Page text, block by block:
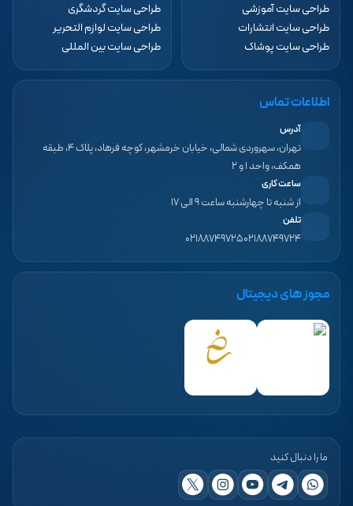
طراحی سایت آموزشی
طراحی سایت انتشارات
طراحی سایت پوشاک
طراحی سایت گردشگری
طراحی سایت لوازم التحریر
طراحی سایت بین المللی
اطلاعات تماس
آدرس
تهران، سهروردی شمالی، خیابان خرمشهر، کوچه فرهاد، پلاک ۴، طبقه
همکف، واحد ۱ و ۲
ساعت کاری
از شنبه تا چهارشنبه ساعت ۹ الی ۱۷
تلفن
۰۲۱۸۸۷۴۹۷۲۴۰۲۱۸۸۷۴۹۷۲۵
مجوز های دیجیتال
ما را دنبال کنید